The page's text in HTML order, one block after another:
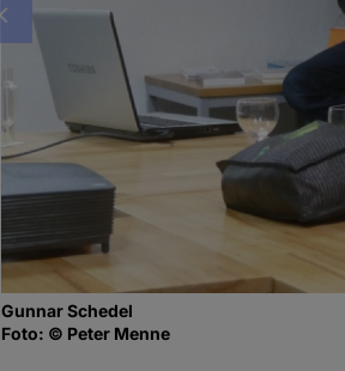
Vorheriges
Gunnar Schedel
Foto: © Peter Menne